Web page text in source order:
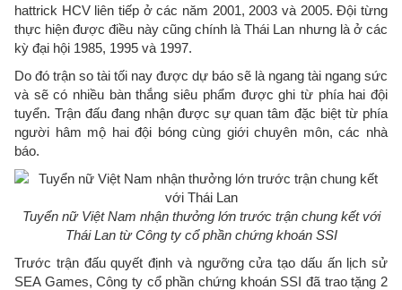
hattrick HCV liên tiếp ở các năm 2001, 2003 và 2005. Đội từng
thực hiện được điều này cũng chính là Thái Lan nhưng là ở các
kỳ đại hội 1985, 1995 và 1997.
Do đó trận so tài tối nay được dự báo sẽ là ngang tài ngang sức
và sẽ có nhiều bàn thắng siêu phẩm được ghi từ phía hai đội
tuyển. Trận đấu đang nhận được sự quan tâm đặc biệt từ phía
người hâm mộ hai đội bóng cùng giới chuyên môn, các nhà
báo.
Tuyển nữ Việt Nam nhận thưởng lớn trước trận chung kết với
Thái Lan từ Công ty cổ phần chứng khoán SSI
Trước trận đấu quyết định và ngưỡng cửa tạo dấu ấn lịch sử
SEA Games, Công ty cổ phần chứng khoán SSI đã trao tặng 2